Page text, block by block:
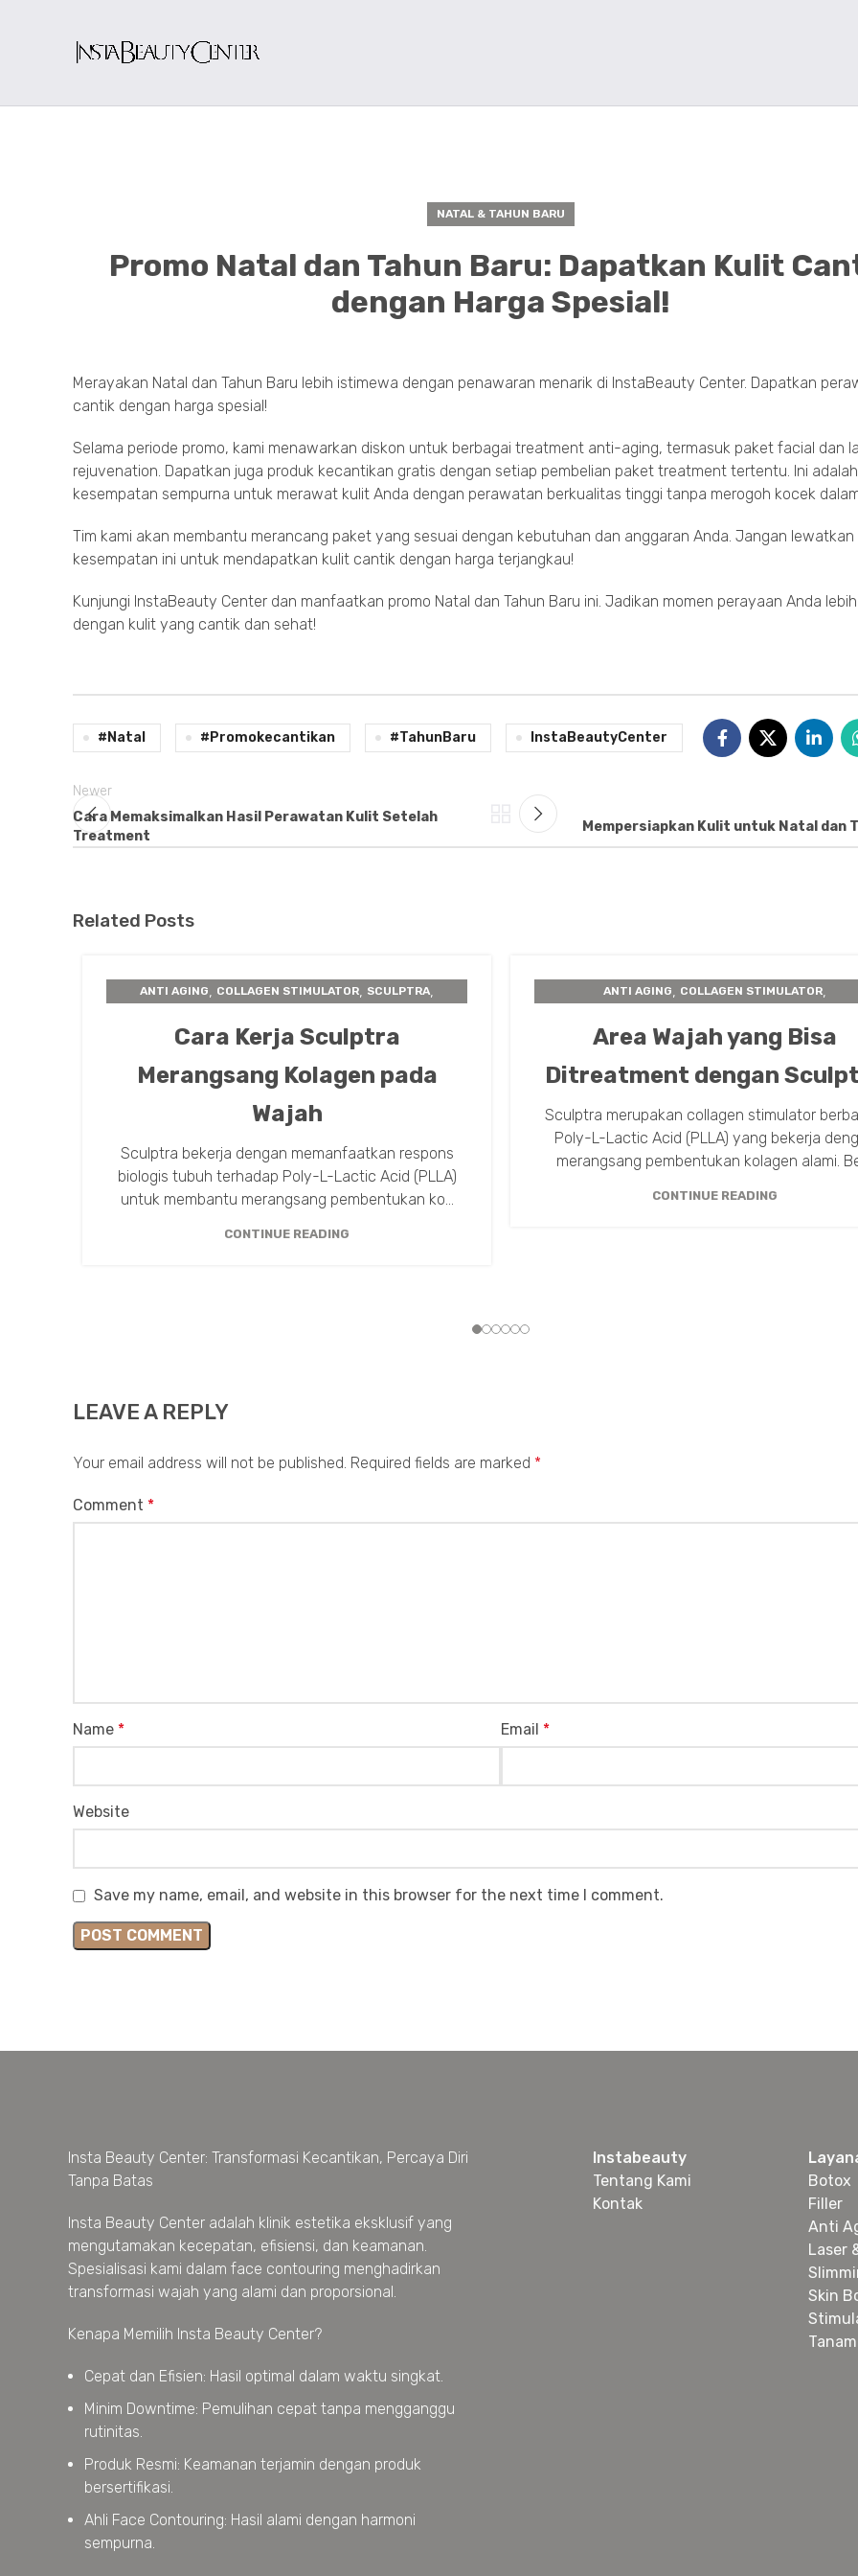
NATAL & TAHUN BARU
Promo Natal dan Tahun Baru: Dapatkan Kulit
dengan Harga Spesial!
Merayakan Natal dan Tahun Baru lebih istimewa dengan penawaran menarik di InstaBeauty Center. Dapatkan
cantik dengan harga spesial!
Selama periode promo, kami menawarkan diskon untuk berbagai treatment anti-aging, termasuk paket facial dan
rejuvenation. Dapatkan juga produk kecantikan gratis dengan setiap pembelian paket treatment tertentu. Ini adalah
kesempatan sempurna untuk merawat kulit Anda dengan perawatan berkualitas tinggi tanpa merogoh kocek
Tim kami akan membantu merancang paket yang sesuai dengan kebutuhan dan anggaran Anda. Jangan lewatkan
kesempatan ini untuk mendapatkan kulit cantik dengan harga terjangkau!
Kunjungi InstaBeauty Center dan manfaatkan promo Natal dan Tahun Baru ini. Jadikan momen perayaan Anda
dengan kulit yang cantik dan sehat!
#Natal #promokecantikan #TahunBaru InstaBeautyCenter
Newer
Cara Memaksimalkan Hasil Perawatan Kulit Setelah
Treatment
Mempersiapkan Kulit untuk Natal dan
Related Posts
ANTI AGING, COLLAGEN STIMULATOR, SCULPTRA,
Cara Kerja Sculptra
Merangsang Kolagen pada
Wajah
Sculptra bekerja dengan memanfaatkan respons
biologis tubuh terhadap Poly-L-Lactic Acid (PLLA)
untuk membantu merangsang pembentukan ko...
CONTINUE READING
ANTI AGING, COLLAGEN STIMULATOR,
Area Wajah yang Bisa
Ditreatment dengan
Sculptra merupakan collagen stimulator
Poly-L-Lactic Acid (PLLA) yang bekerja
merangsang pembentukan kolagen alami.
CONTINUE READING
LEAVE A REPLY
Your email address will not be published. Required fields are marked *
Comment *
Name * Email *
Website
Save my name, email, and website in this browser for the next time I comment.
Insta Beauty Center: Transformasi Kecantikan, Percaya Diri
Tanpa Batas
Insta Beauty Center adalah klinik estetika eksklusif yang
mengutamakan kecepatan, efisiensi, dan keamanan.
Spesialisasi kami dalam face contouring menghadirkan
transformasi wajah yang alami dan proporsional.
Kenapa Memilih Insta Beauty Center?
Cepat dan Efisien: Hasil optimal dalam waktu singkat.
Minim Downtime: Pemulihan cepat tanpa mengganggu
rutinitas.
Produk Resmi: Keamanan terjamin dengan produk
bersertifikasi.
Ahli Face Contouring: Hasil alami dengan harmoni
sempurna.
Instabeauty
Tentang Kami
Kontak
Botox
Filler
Anti
Laser
Skin